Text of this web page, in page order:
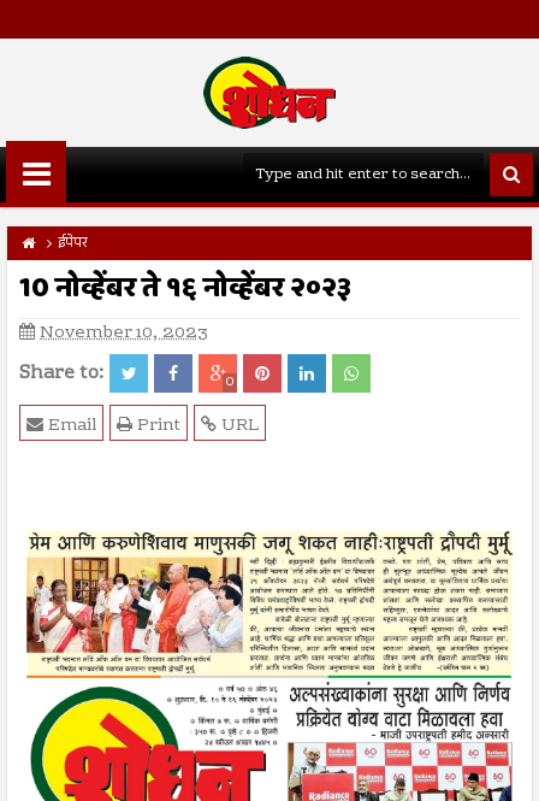
ईपेपर
10 नोव्हेंबर ते १६ नोव्हेंबर २०२३
November 10, 2023
Share to: 0
URL
Print
Email